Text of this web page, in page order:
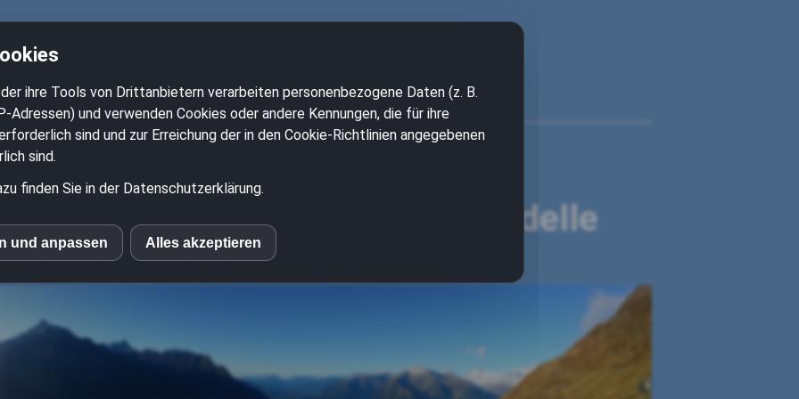
2-Ventil-Boxer.de
und Tricks für alle BMW
R65 R80 R90 R100 Boxer-Modelle
ihre Tools von Drittanbietern verarbeiten personenbezogene Daten (z. B.
Adressen) und verwenden Cookies oder andere Kennungen, die für ihre
sind und zur Erreichung der in den Cookie-Richtlinien angegebenen
sind.
finden Sie in der Datenschutzerklärung.
Fonts
und anpassen Alles akzeptieren